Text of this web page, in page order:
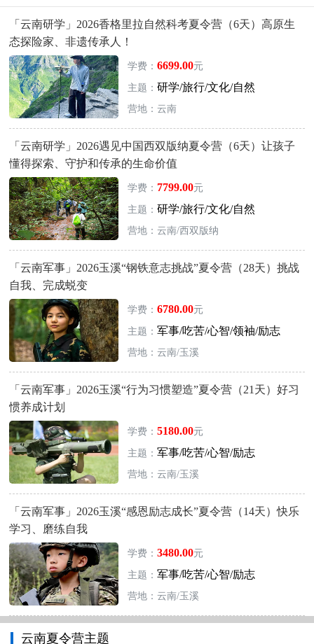
「云南研学」2026香格里拉自然科考夏令营（6天）高原生
态探险家、非遗传承人！
学费： 6699.00元
主题： 研学/旅行/文化/自然
营地：云南
「云南研学」2026遇见中国西双版纳夏令营（6天）让孩子
懂得探索、守护和传承的生命价值
学费： 7799.00元
主题： 研学/旅行/文化/自然
营地：云南/西双版纳
「云南军事」2026玉溪“钢铁意志挑战”夏令营（28天）挑战
自我、完成蜕变
学费： 6780.00元
主题： 军事/吃苦/心智/领袖/励志
营地：云南/玉溪
「云南军事」2026玉溪“行为习惯塑造”夏令营（21天）好习
惯养成计划
学费： 5180.00元
主题： 军事/吃苦/心智/励志
营地：云南/玉溪
「云南军事」2026玉溪“感恩励志成长”夏令营（14天）快乐
学习、磨练自我
学费： 3480.00元
主题： 军事/吃苦/心智/励志
营地：云南/玉溪
云南夏令营主题